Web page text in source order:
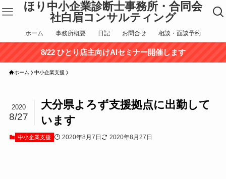
ほり中小企業診断士事務所・合同会
社白眉コンサルティング
ホーム 事務所概要 日記 お問合せ 相談・面談予約
8/22 ひとり店主向けAIセミナー開催します
ホーム 中小企業支援
大分県よろず支援拠点に出勤して
います
2020
8/27
中小企業支援 2020年8月7日 2020年8月27日